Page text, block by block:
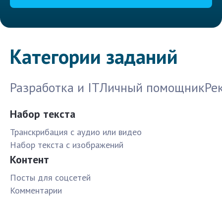
Категории заданий
Разработка и ITЛичный помощник
Набор текста
Транскрибация с аудио или видео
Набор текста с изображений
Контент
Посты для соцсетей
Комментарии